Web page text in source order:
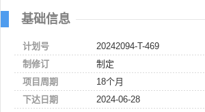
基础信息
计划号
20242094-T-469
制修订
制定
项目周期
18个月
下达日期
2024-06-28